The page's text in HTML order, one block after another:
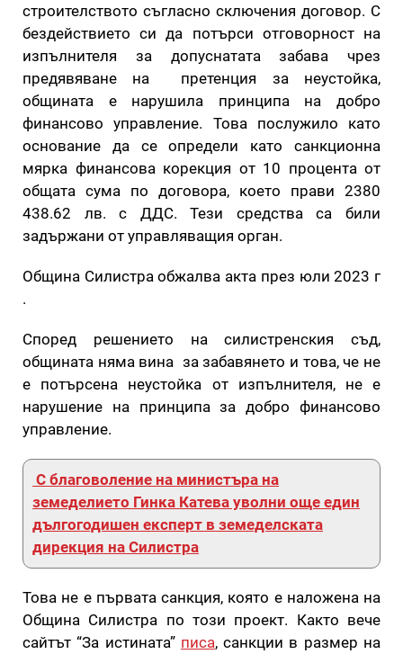
строителството съгласно сключения договор. С
бездействието си да потърси отговорност на
изпълнителя за допуснатата забава чрез
предявяване на претенция за неустойка,
общината е нарушила принципа на добро
финансово управление. Това послужило като
основание да се определи като санкционна
мярка финансова корекция от 10 процента от
общата сума по договора, което прави 2380
438.62 лв. с ДДС. Тези средства са били
задържани от управляващия орган.
Община Силистра обжалва акта през юли 2023 г
.
Според решението на силистренския съд,
общината няма вина за забавянето и това, че не
е потърсена неустойка от изпълнителя, не е
нарушение на принципа за добро финансово
управление.
С благоволение на министъра на
земеделието Гинка Катева уволни още един
дългогодишен експерт в земеделската
дирекция на Силистра
Това не е първата санкция, която е наложена на
Община Силистра по този проект. Както вече
сайтът “За истината” писа, санкции в размер на